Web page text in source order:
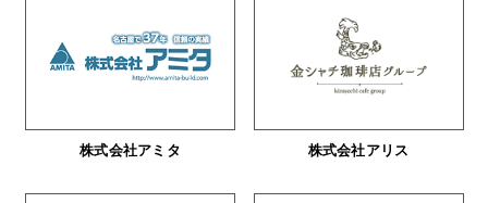
株式会社アミタ 株式会社アリス